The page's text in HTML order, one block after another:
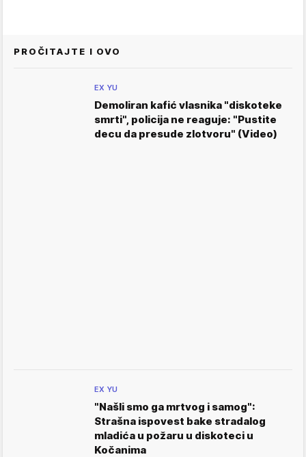
PROČITAJTE I OVO
EX YU
Demoliran kafić vlasnika "diskoteke
smrti", policija ne reaguje: "Pustite
decu da presude zlotvoru" (Video)
EX YU
"Našli smo ga mrtvog i samog":
Strašna ispovest bake stradalog
mladića u požaru u diskoteci u
Kočanima